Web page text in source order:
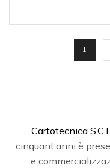
1
Cartotecnica
cinquant’anni è
e